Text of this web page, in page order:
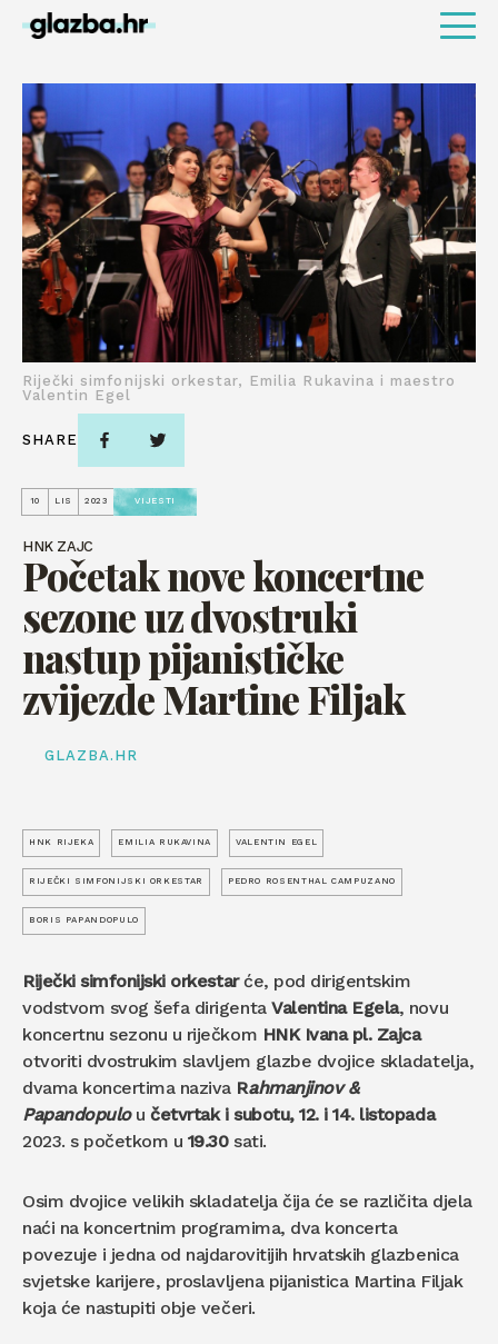
10 LIS 2023 VIJESTI
HNK ZAJC
Početak nove koncertne
sezone uz dvostruki
nastup pijanističke
zvijezde Martine Filjak
GLAZBA.HR
Riječki simfonijski orkestar, Emilia Rukavina i maestro
Valentin Egel
SHARE
HNK RIJEKA EMILIA RUKAVINA VALENTIN EGEL
RIJEČKI SIMFONIJSKI ORKESTAR PEDRO ROSENTHAL CAMPUZANO
BORIS PAPANDOPULO
Riječki simfonijski orkestarće, pod dirigentskim
vodstvom svog šefa dirigentaValentina Egela, novu
koncertnu sezonu u riječkom HNK Ivana pl. Zajca
otvoriti dvostrukim slavljem glazbe dvojice skladatelja,
dvama koncertima naziva Rahmanjinov &
Papandopuloučetvrtak i subotu, 12. i 14. listopada
2023. s početkom u 19.30sati.
Osim dvojice velikih skladatelja čija će se različita djela
naći na koncertnim programima, dva koncerta
povezuje i jedna od najdarovitijih hrvatskih glazbenica
svjetske karijere, proslavljena pijanistica Martina Filjak
koja će nastupiti obje večeri.